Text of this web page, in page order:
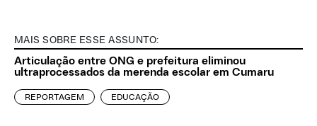
MAIS SOBRE ESSE ASSUNTO:
Articulação entre ONG e prefeitura eliminou
ultraprocessados da merenda escolar em Cumaru
REPORTAGEM EDUCAÇÃO